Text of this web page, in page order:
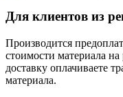
Для клиентов из
Производится
стоимости материала
доставку оплачиваете
материала.